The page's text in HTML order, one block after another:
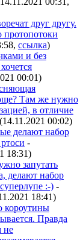
друг другу.
, ссылка)
и без
00:01)
Там же нужно
в отличие
(14.11.2021 00:02)
делают набор
-
18:31)
запутать
делают набор
:-) -
18:41)
короутины
Правда
не